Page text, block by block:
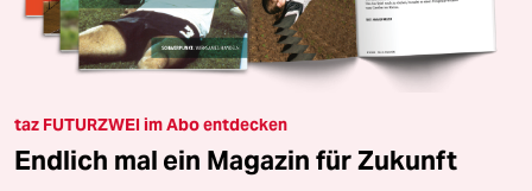
taz FUTURZWEI im Abo entdecken
Endlich mal ein Magazin für Zukunft